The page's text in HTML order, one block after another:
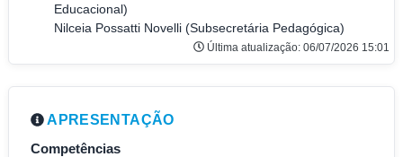
Educacional)
Nilceia Possatti Novelli (Subsecretária Pedagógica)
Última atualização: 06/07/2026 15:01
APRESENTAÇÃO
Competências